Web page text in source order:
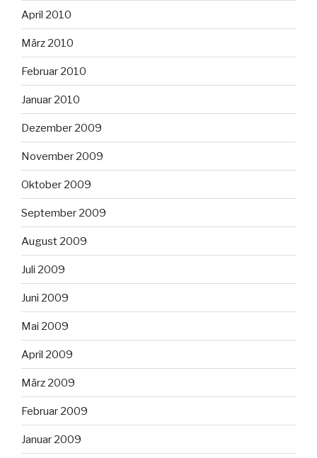
April 2010
März 2010
Februar 2010
Januar 2010
Dezember 2009
November 2009
Oktober 2009
September 2009
August 2009
Juli 2009
Juni 2009
Mai 2009
April 2009
März 2009
Februar 2009
Januar 2009